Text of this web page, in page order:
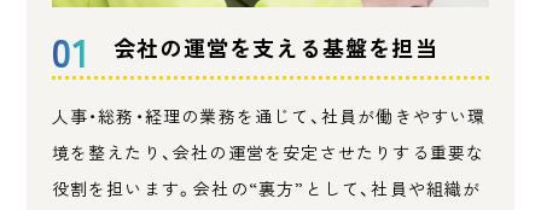
01 会社の運営を支える基盤を担当
人事・総務・経理の業務を通じて、社員が働きやすい環
境を整えたり、会社の運営を安定させたりする重要な
役割を担います。会社の“裏方”として、社員や組織が